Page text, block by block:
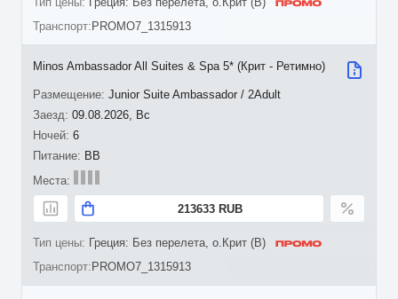
PROMO7_1315913
09.08.2026, Вс
6
Minos Ambassador All Suites & Spa 5* (Крит - Ретимно)
Junior Suite Ambassador / 2Adult
BB
213633 RUB
Греция: Без перелета, о.Крит (B)
PROMO7_1315913